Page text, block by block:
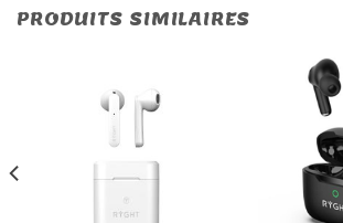
PRODUITS SIMILAIRES